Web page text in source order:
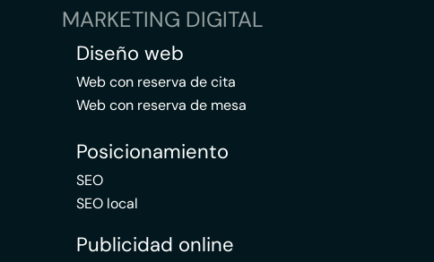
MARKETING DIGITAL
Diseño web
Web con reserva de cita
Web con reserva de mesa
Posicionamiento
SEO
SEO local
Publicidad online